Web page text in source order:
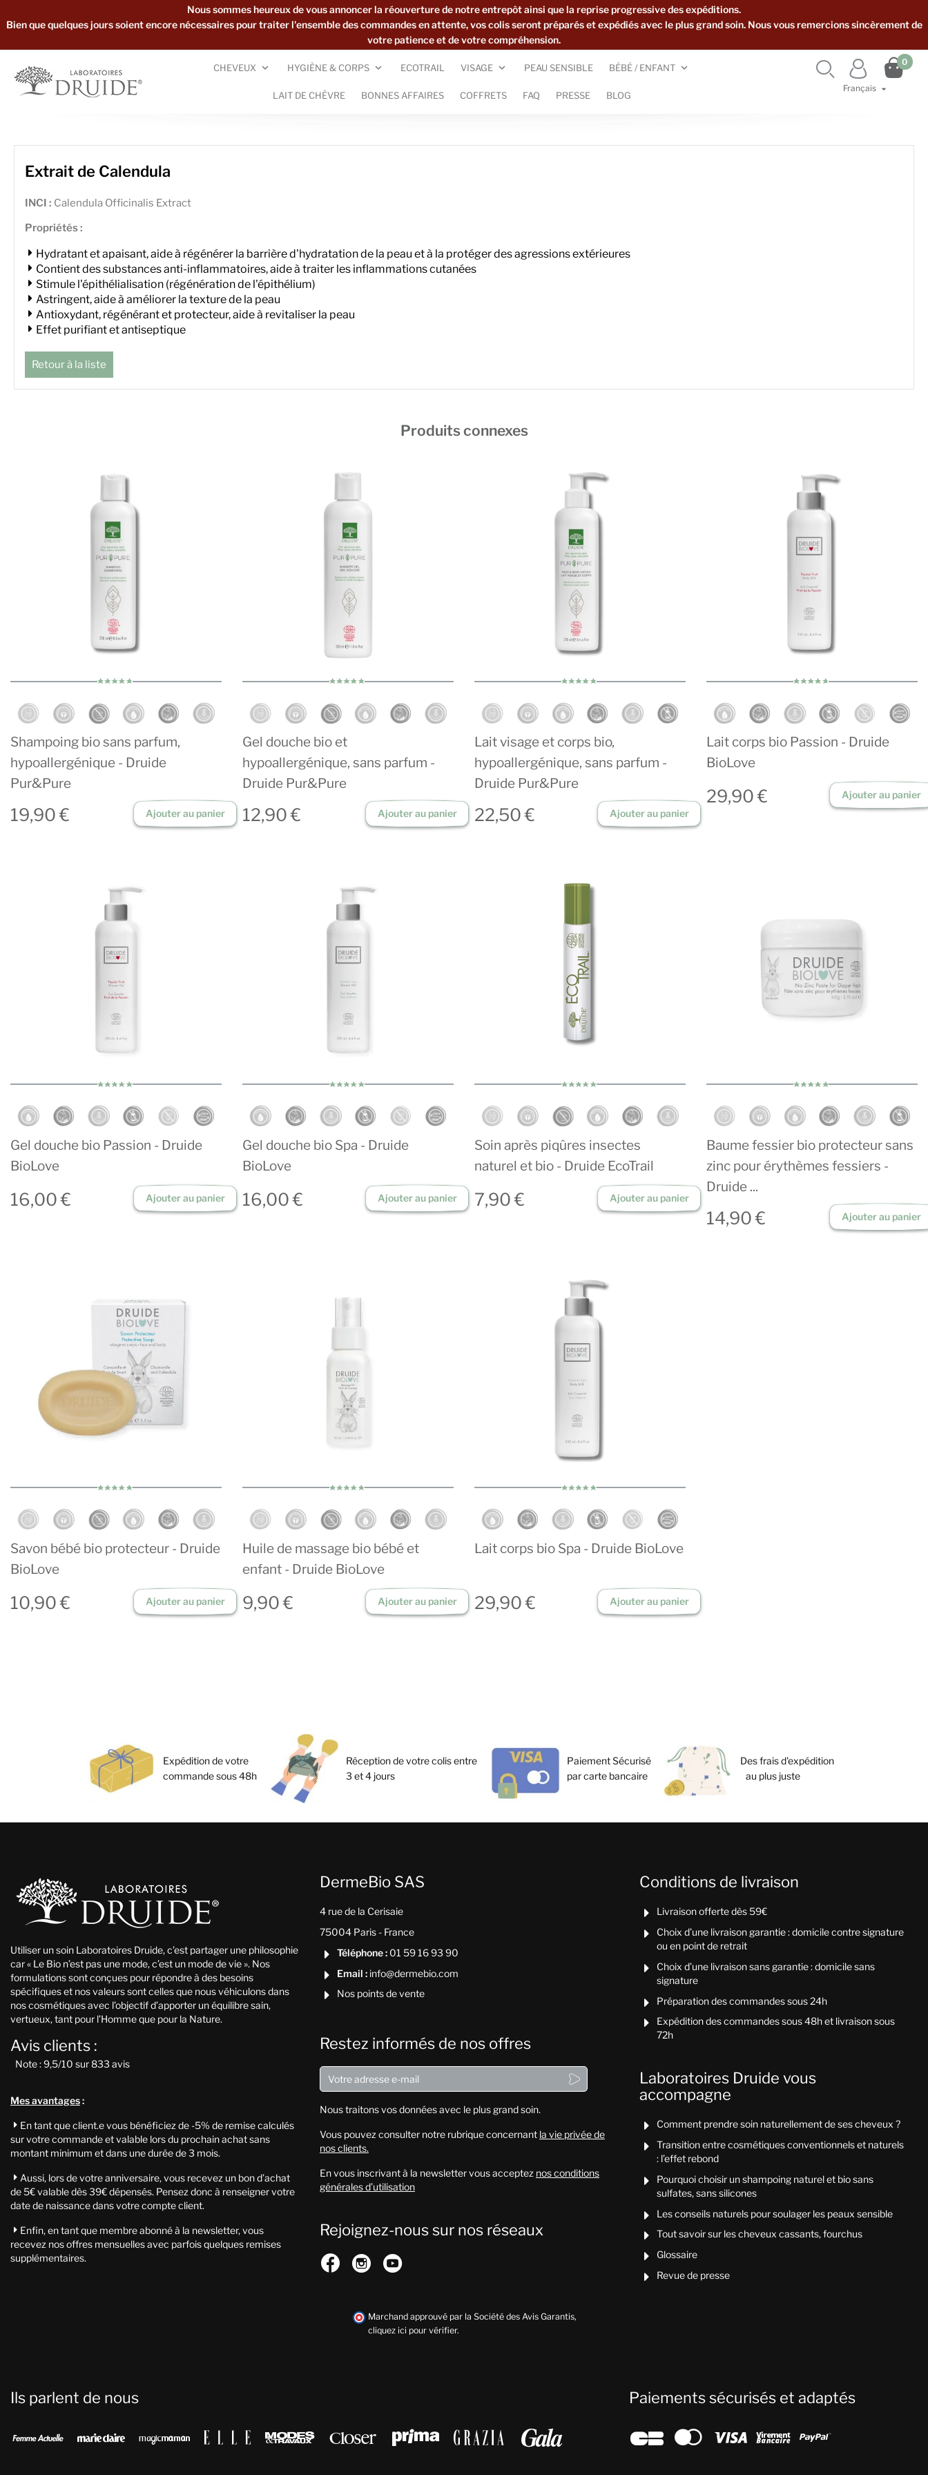
Nous sommes heureux de vous annoncer la réouverture de notre entrepôt ainsi que la reprise progressive des expéditions.
Bien que quelques jours soient encore nécessaires pour traiter l'ensemble des commandes en attente, vos colis seront préparés et expédiés avec le plus grand soin. Nous vous remercions sincèrement de
votre patience et de votre compréhension.
CHEVEUX HYGIÈNE & CORPS ECOTRAIL VISAGE PEAU SENSIBLE BÉBÉ / ENFANT
LAIT DE CHÈVRE BONNES AFFAIRES COFFRETS FAQ PRESSE BLOG
Français 

0


Extrait de Calendula
INCI : Calendula Officinalis Extract
Propriétés :
Hydratant et apaisant, aide à régénérer la barrière d'hydratation de la peau et à la protéger des agressions extérieures
Contient des substances anti-inflammatoires, aide à traiter les inflammations cutanées
Stimule l'épithélialisation (régénération de l'épithélium)
Astringent, aide à améliorer la texture de la peau
Antioxydant, régénérant et protecteur, aide à revitaliser la peau
Effet purifiant et antiseptique
Retour à la liste
Produits connexes
Shampoing bio sans parfum,
hypoallergénique - Druide
Pur&Pure
19,90 € Ajouter au panier
Gel douche bio et
hypoallergénique, sans parfum -
Druide Pur&Pure
12,90 € Ajouter au panier
Lait visage et corps bio,
hypoallergénique, sans parfum -
Druide Pur&Pure
22,50 € Ajouter au panier
Lait corps bio Passion - Druide
BioLove
29,90 € Ajouter au panier
Gel douche bio Passion - Druide
BioLove
16,00 € Ajouter au panier
Gel douche bio Spa - Druide
BioLove
16,00 € Ajouter au panier
Soin après piqûres insectes
naturel et bio - Druide EcoTrail
7,90 € Ajouter au panier
Baume fessier bio protecteur sans
zinc pour érythèmes fessiers -
Druide ...
14,90 € Ajouter au panier
Savon bébé bio protecteur - Druide
BioLove
10,90 € Ajouter au panier
Huile de massage bio bébé et
enfant - Druide BioLove
9,90 € Ajouter au panier
Lait corps bio Spa - Druide BioLove
29,90 € Ajouter au panier
Expédition de votre
commande sous 48h
Réception de votre colis entre
3 et 4 jours
Paiement Sécurisé
par carte bancaire
Des frais d'expédition
au plus juste
Utiliser un soin Laboratoires Druide, c’est partager une philosophie
car « Le Bio n’est pas une mode, c’est un mode de vie ». Nos
formulations sont conçues pour répondre à des besoins
spécifiques et nos valeurs sont celles que nous véhiculons dans
nos cosmétiques avec l’objectif d’apporter un équilibre sain,
vertueux, tant pour l’Homme que pour la Nature.
Avis clients :
Note : 9,5/10 sur 833 avis
Mes avantages:
 En tant que client.e vous bénéficiez de -5% de remise calculés
sur votre commande et valable lors du prochain achat sans
montant minimum et dans une durée de 3 mois.
 Aussi, lors de votre anniversaire, vous recevez un bon d’achat
de 5€ valable dès 39€ dépensés. Pensez donc à renseigner votre
date de naissance dans votre compte client.
 Enfin, en tant que membre abonné à la newsletter, vous
recevez nos offres mensuelles avec parfois quelques remises
supplémentaires.
DermeBio SAS
4 rue de la Cerisaie
75004 Paris - France
 Téléphone :01 59 16 93 90
 Email : info@dermebio.com
 Nos points de vente
Restez informés de nos offres

Nous traitons vos données avec le plus grand soin.
Vous pouvez consulter notre rubrique concernant la vie privée de
nos clients.
En vous inscrivant à la newsletter vous acceptez nos conditions
générales d’utilisation
Rejoignez-nous sur nos réseaux
  
Conditions de livraison
 Livraison offerte dès 59€

Choix d’une livraison garantie : domicile contre signature
ou en point de retrait

Choix d’une livraison sans garantie : domicile sans
signature
 Préparation des commandes sous 24h

Expédition des commandes sous 48h et livraison sous
72h
Laboratoires Druide vous
accompagne
 Comment prendre soin naturellement de ses cheveux ?

Transition entre cosmétiques conventionnels et naturels
: l’effet rebond

Pourquoi choisir un shampoing naturel et bio sans
sulfates, sans silicones
 Les conseils naturels pour soulager les peaux sensible
 Tout savoir sur les cheveux cassants, fourchus
 Glossaire
 Revue de presse
Marchand approuvé par la Société des Avis Garantis,
cliquez ici pour vérifier.
Ils parlent de nous
        
Paiements sécurisés et adaptés
    